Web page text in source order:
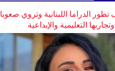
الدراما اللبنانية وتروي
التعليمية والإبداعية